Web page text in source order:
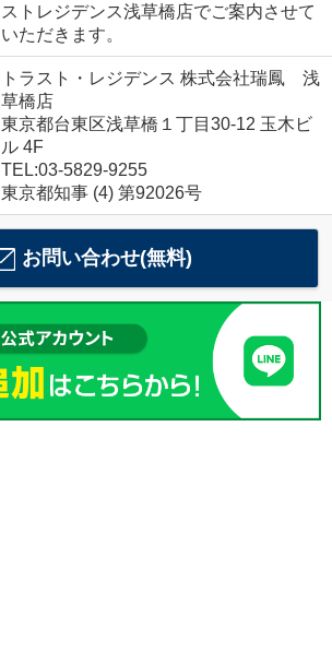
ストレジデンス浅草橋店でご案内させて
いただきます。
トラスト・レジデンス 株式会社瑞鳳 浅
草橋店
東京都台東区浅草橋１丁目30-12 玉木ビ
ル 4F
TEL:03-5829-9255
東京都知事 (4) 第92026号
お問い合わせ(無料)